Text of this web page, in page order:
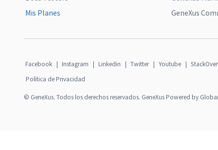
Mis Planes
GeneXus
Facebook | Instagram | Linkedin | Twitter | Youtube |
Política de Privacidad
© GeneXus. Todos los derechos reservados. GeneXus Powered by